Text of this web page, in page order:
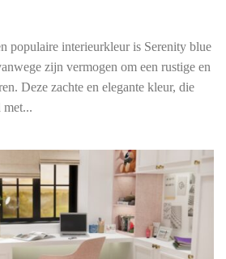
populaire interieurkleur is Serenity blue
zijn vermogen om een rustige en
Deze zachte en elegante kleur, die
met...